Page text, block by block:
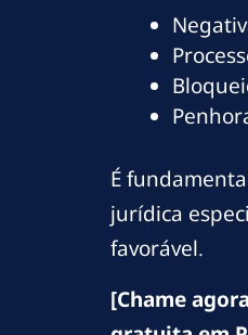
É
jurídica
favorável.
[Chame